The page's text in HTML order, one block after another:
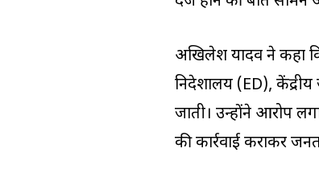
अखिलेश यादव ने कहा कि
निदेशालय (ED),
जाती। उन्होंने आरोप
की कार्रवाई कराकर